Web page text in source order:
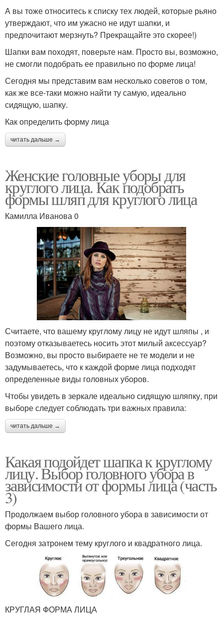
А вы тоже относитесь к списку тех людей, которые рьяно
утверждают, что им ужасно не идут шапки, и
предпочитают мерзнуть? Прекращайте это скорее!)
Шапки вам походят, поверьте нам. Просто вы, возможно,
не смогли подобрать ее правильно по форме лица!
Сегодня мы представим вам несколько советов о том,
как же все-таки можно найти ту самую, идеально
сидящую, шапку.
Как определить форму лица
читать дальше →
Женские головные уборы для
круглого лица. Как подобрать
формы шляп для круглого лица
Камилла Иванова 0
Считаете, что вашему круглому лицу не идут шляпы , и
поэтому отказываетесь носить этот милый аксессуар?
Возможно, вы просто выбираете не те модели и не
задумываетесь, что к каждой форме лица подходят
определенные виды головных уборов.
Чтобы увидеть в зеркале идеально сидящую шляпку, при
выборе следует соблюдать три важных правила:
читать дальше →
Какая подойдет шапка к круглому
лицу. Выбор головного убора в
зависимости от формы лица (часть
3)
Продолжаем выбор головного убора в зависимости от
формы Вашего лица.
Сегодня затронем тему круглого и квадратного лица.
КРУГЛАЯ ФОРМА ЛИЦА